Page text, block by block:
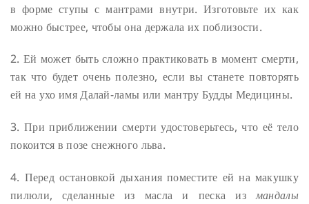
в форме ступы с мантрами внутри. Изготовьте их как
можно быстрее, чтобы она держала их поблизости.
2. Ей может быть сложно практиковать в момент смерти,
так что будет очень полезно, если вы станете повторять
ей на ухо имя Далай-ламы или мантру Будды Медицины.
3. При приближении смерти удостоверьтесь, что её тело
покоится в позе снежного льва.
4. Перед остановкой дыхания поместите ей на макушку
пилюли, сделанные из масла и песка измандалы